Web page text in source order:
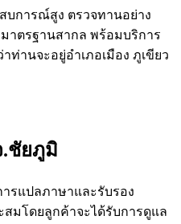
การณ์สูง ตรวจทานอย่าง
มาตรฐานสากล พร้อมบริการ
ท่านจะอยู่อำเภอเมือง ภูเขียว
.ชัยภูมิ
รแปลภาษาและรับรอง
มโดยลูกค้าจะได้รับการดูแล